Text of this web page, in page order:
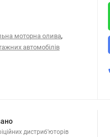
моторна олива,
автомобілів
дистриб’юторів